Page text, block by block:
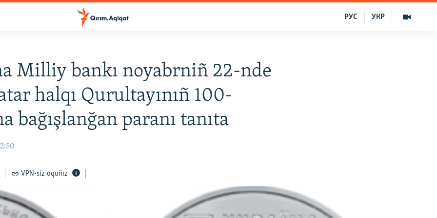
УКР
РУС
Milliy bankı noyabrniñ 22-nde
halqı Qurultayınıñ 100-
bağışlanğan paranı tanıta
VPN-siz oquñız